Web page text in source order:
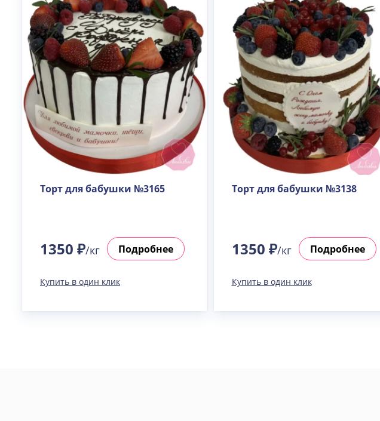
Торт для бабушки №3165
1350 ₽/кг Подробнее
Купить в один клик
Торт для бабушки №3138
1350 ₽/кг Подробнее
Купить в один клик